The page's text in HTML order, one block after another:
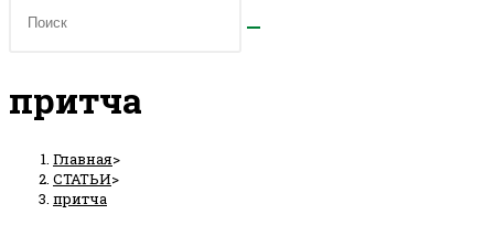
притча
Главная>
СТАТЬИ>
притча